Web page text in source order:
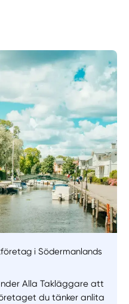
i Södermanlands
Alla Takläggare att
du tänker anlita